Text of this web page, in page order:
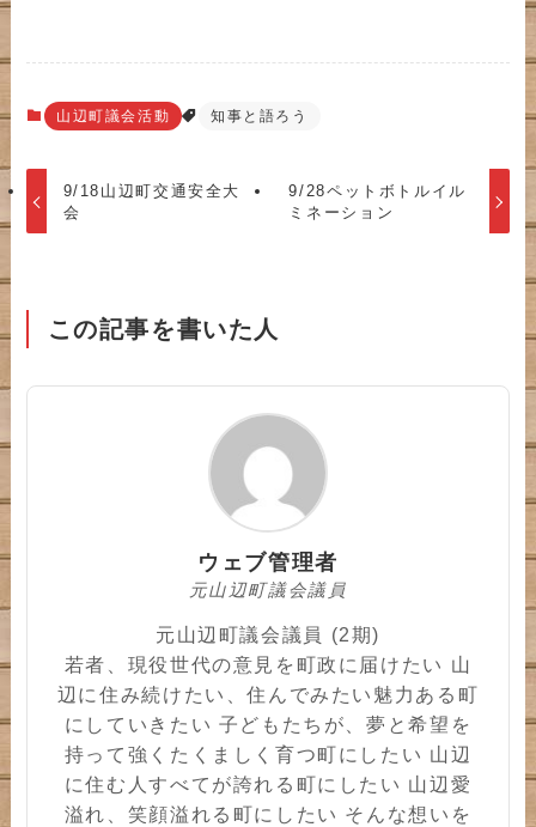
山辺町議会活動 知事と語ろう
9/18山辺町交通安全大
会
9/28ペットボトルイル
ミネーション
この記事を書いた人
ウェブ管理者
元山辺町議会議員
元山辺町議会議員 (2期)
若者、現役世代の意見を町政に届けたい 山
辺に住み続けたい、住んでみたい魅力ある町
にしていきたい 子どもたちが、夢と希望を
持って強くたくましく育つ町にしたい 山辺
に住む人すべてが誇れる町にしたい 山辺愛
溢れ、笑顔溢れる町にしたい そんな想いを